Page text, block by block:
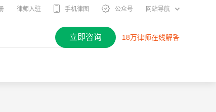
律师入驻 手机律图 公众号 网站导航
立即咨询 18万律师在线解答